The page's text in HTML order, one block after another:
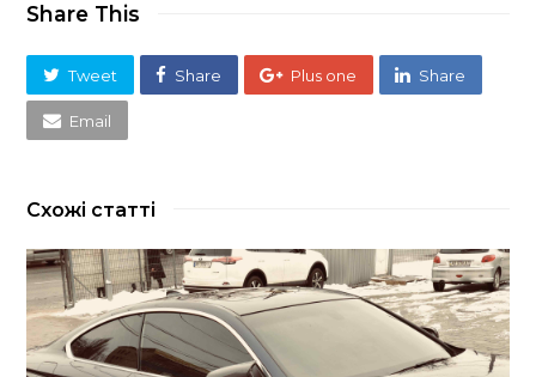
Share This
Tweet Share Plus one Share
Email
Схожі статті